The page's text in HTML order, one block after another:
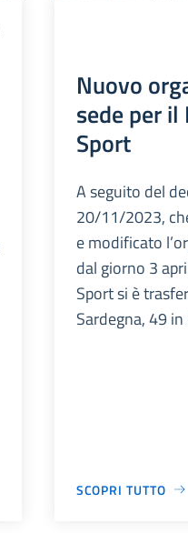
Nuovo
sede per
Sport
A seguito del
20/11/2023,
e modificato
dal giorno 3
Sport si è
Sardegna, 49
SCOPRI TUTTO